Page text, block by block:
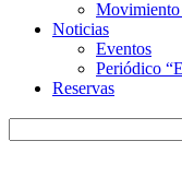
Movimiento
Noticias
Eventos
Periódico
Reservas